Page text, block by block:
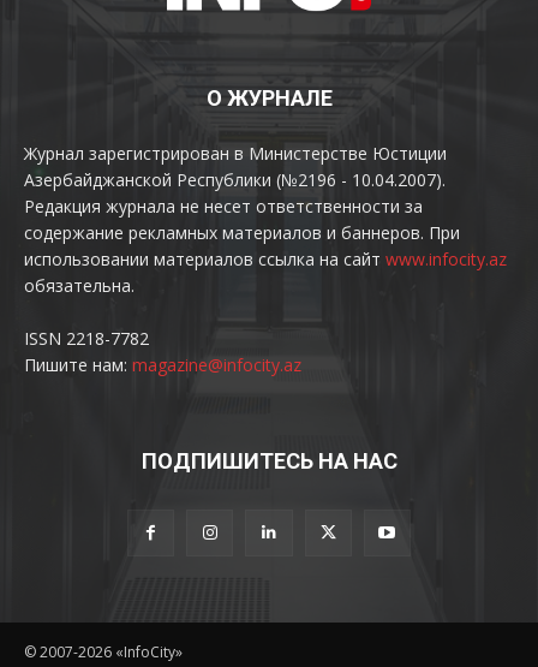
О ЖУРНАЛЕ
Журнал зарегистрирован в Министерстве Юстиции
Азербайджанской Республики (№2196 - 10.04.2007).
Редакция журнала не несет ответственности за
содержание рекламных материалов и баннеров. При
использовании материалов ссылка на сайт www.infocity.az
обязательна.
ISSN 2218-7782
Пишите нам: magazine@infocity.az
ПОДПИШИТЕСЬ НА НАС
© 2007-2026 «InfoCity»